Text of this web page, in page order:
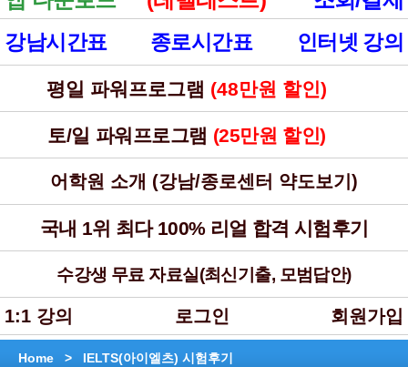
강남시간표
종로시간표 인터넷 강의
평일 파워프로그램 (48만원 할인)
토/일 파워프로그램 (25만원 할인)
어학원 소개 (강남/종로센터 약도보기)
국내 1위 최다 100% 리얼 합격 시험후기
수강생 무료 자료실(최신기출, 모범답안)
1:1 강의 로그인 회원가입
Home > IELTS(아이엘츠) 시험후기